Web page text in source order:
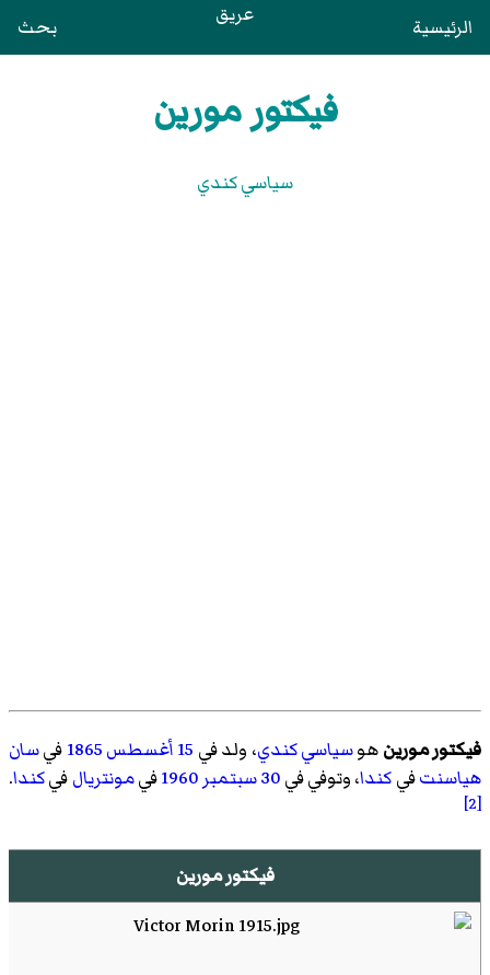
الرئيسية عريق بحث
فيكتور مورين
سياسي كندي
فيكتور مورينهوسياسيكندي، ولد في 15 أغسطس 1865فيسان
هياسنتفيكندا، وتوفي في30 سبتمبر 1960فيمونتريالفيكندا.
[2]
فيكتور مورين